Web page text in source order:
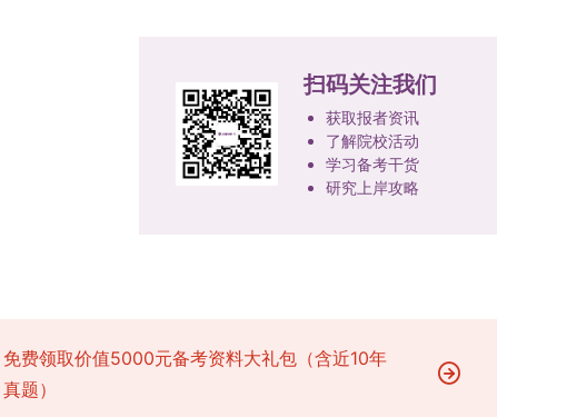
期间享受学校与实验室共同提供的奖助学金待遇。
（三）住宿安排课程学习阶段由学校协调住宿；进
入实验室科研阶段后，由苏州实验室统筹安排住
宿。（四）未尽事宜参照上海交通大学2026年博
士研究生招生章程及相关细则执行。相关推荐：上
个人科研经历、研究成果及博士阶段研究设想等。
复试成绩按百分制计算，笔试与面试成绩各占
50%，计算公式为：复试成绩 = (笔试成绩 + 面试
成绩) ÷ 2。复试成绩低于60分者不予录取。同等
学力考生复试期间须加试两门本专业硕士学位主干
表现材料进行复核。考核不合格者不予录取。四、
录取办法1.考生总成绩由材料评议成绩和复试成绩
不断优化学科结构。面向国家战略和产业需求，加
快布局新兴交叉学科，推动学科专业体系动态优
化。（三）深化科教融合与协同育人学校与高水平
科研机构共建联合培养平台，打破传统院系壁垒，
促进科研资源与人才培养深度融合，提升研究生的
论深度，强化后者课程的应用性与实践性。在产教
融合方面，学校出台《科技小院管理办法》《研究
扫码关注我们
获取报者资讯
了解院校活动
学习备考干货
研究上岸攻略
免费领取价值5000元备考资料大礼包（含近10年
真题）